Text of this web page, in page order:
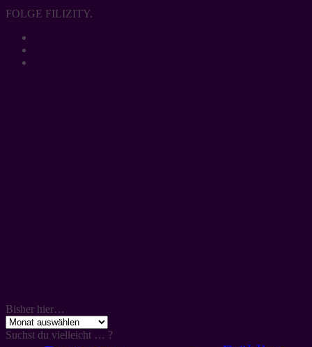
FOLGE FILIZITY.
Bisher hier…
Bisher
hier…
Suchst du vielleicht … ?